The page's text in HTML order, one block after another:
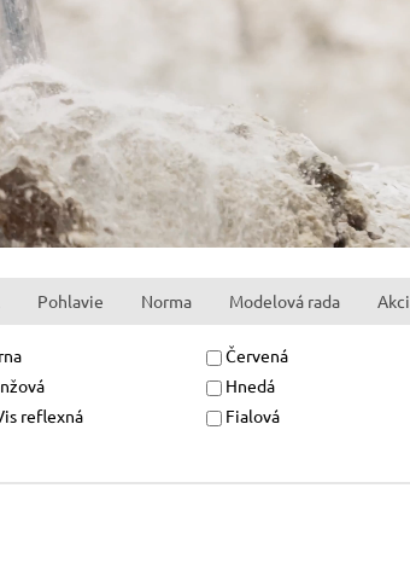
Pohlavie Norma Modelová rada
Červená
Hnedá
reflexná
Fialová